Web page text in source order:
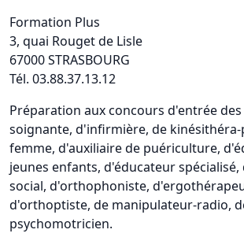
Formation Plus
3, quai Rouget de Lisle
67000 STRASBOURG
Tél. 03.88.37.13.12
Préparation aux concours d'entrée
soignante, d'infirmière, de kinésithéra-
femme, d'auxiliaire de puériculture,
jeunes enfants, d'éducateur
social, d'orthophoniste,
d'orthoptiste, de manipulateur-radio,
psychomotricien.